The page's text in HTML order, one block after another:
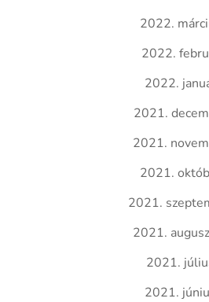
2022.
2022.
2022.
2021.
2021.
2021.
2021.
2021.
2021.
2021.